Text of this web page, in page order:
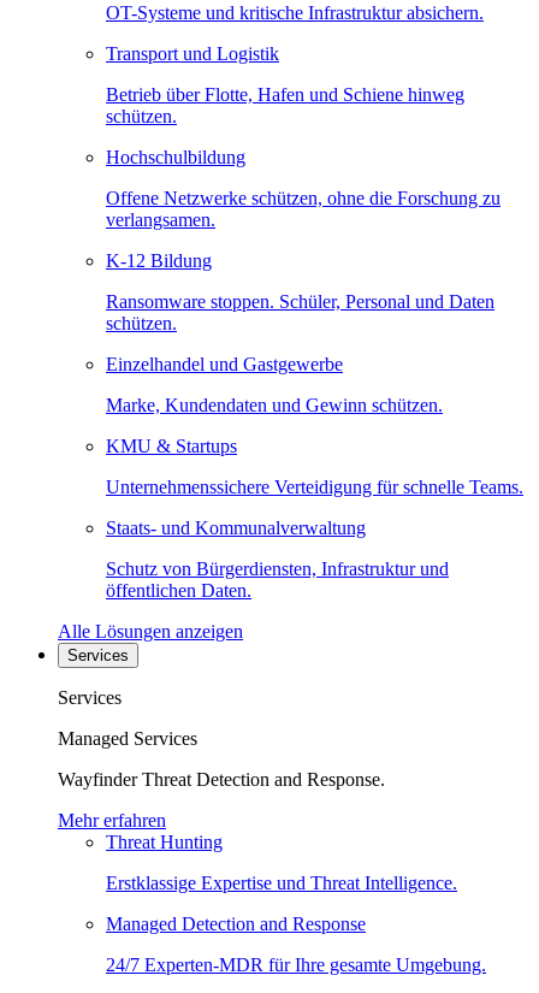
OT-Systeme und kritische Infrastruktur absichern.
Transport und Logistik
Betrieb über Flotte, Hafen und Schiene hinweg
schützen.
Hochschulbildung
Offene Netzwerke schützen, ohne die Forschung zu
verlangsamen.
K-12 Bildung
Ransomware stoppen. Schüler, Personal und Daten
schützen.
Einzelhandel und Gastgewerbe
Marke, Kundendaten und Gewinn schützen.
KMU & Startups
Unternehmenssichere Verteidigung für schnelle Teams.
Staats- und Kommunalverwaltung
Schutz von Bürgerdiensten, Infrastruktur und
öffentlichen Daten.
Alle Lösungen anzeigen
Services
Services
Managed Services
Wayfinder Threat Detection and Response.
Mehr erfahren
Threat Hunting
Erstklassige Expertise und Threat Intelligence.
Managed Detection and Response
24/7 Experten-MDR für Ihre gesamte Umgebung.